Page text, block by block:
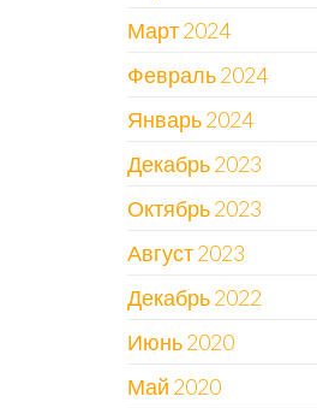
Март 2024
Февраль 2024
Январь 2024
Декабрь 2023
Октябрь 2023
Август 2023
Декабрь 2022
Июнь 2020
Май 2020